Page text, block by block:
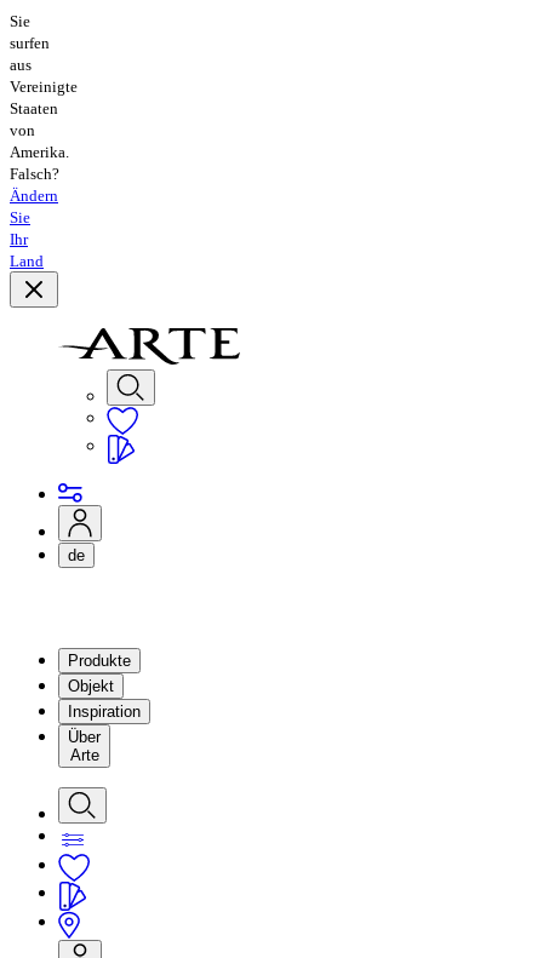
Sie
surfen
aus
Vereinigte
Staaten
von
Amerika.
Falsch?
Ändern
Sie
Ihr
Land
de
Produkte
Objekt
Inspiration
Über
Arte